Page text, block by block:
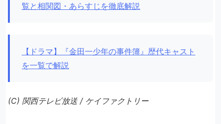
覧と相関図・あらすじを徹底解説
【ドラマ】『金田一少年の事件簿』歴代キャスト
を一覧で解説
(C) 関西テレビ放送 / ケイファクトリー